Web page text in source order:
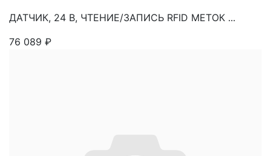
ДАТЧИК, 24 В, ЧТЕНИЕ/ЗАПИСЬ RFID МЕТОК ...
76 089 ₽